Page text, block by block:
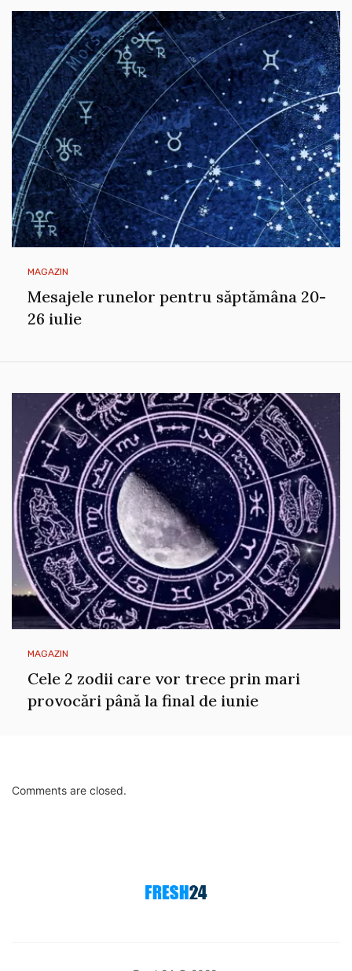
MAGAZIN
Mesajele runelor pentru săptămâna 20-
26 iulie
MAGAZIN
Cele 2 zodii care vor trece prin mari
provocări până la final de iunie
Comments are closed.